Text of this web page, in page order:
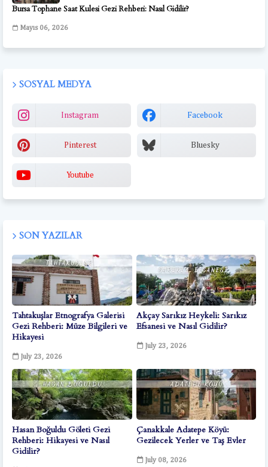
Bursa Tophane Saat Kulesi Gezi Rehberi: Nasıl Gidilir?
Mayıs 06, 2026
SOSYAL MEDYA
Instagram Facebook
Pinterest Bluesky
Youtube
SON YAZILAR
Tahtakuşlar Etnografya Galerisi
Gezi Rehberi: Müze Bilgileri ve
Hikayesi
July 23, 2026
Akçay Sarıkız Heykeli: Sarıkız
Efsanesi ve Nasıl Gidilir?
July 23, 2026
Hasan Boğuldu Göleti Gezi
Rehberi: Hikayesi ve Nasıl
Gidilir?
Çanakkale Adatepe Köyü:
Gezilecek Yerler ve Taş Evler
July 08, 2026